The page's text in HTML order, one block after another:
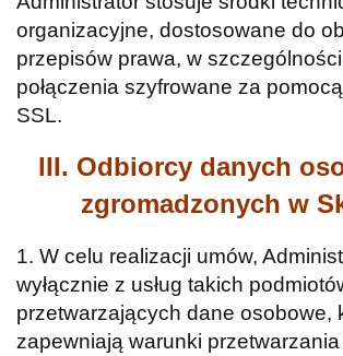
organizacyjne, dostosowane do
przepisów prawa, w
połączenia szyfrowane za
SSL.
III. Odbiorcy danych
zgromadzonych w
1. W celu realizacji umów,
wyłącznie z usług takich
przetwarzających dane osobowe,
zapewniają warunki